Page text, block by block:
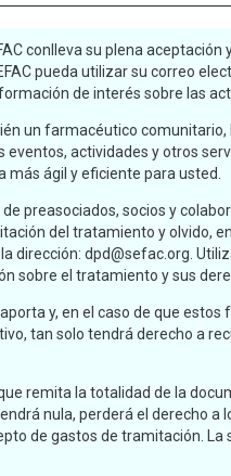
conlleva su plena
pueda utilizar su correo
de interés sobre las
un farmacéutico
actividades y otros
ágil y eficiente para usted.
preasociados, socios y
del tratamiento y
dirección: dpd@sefac.org.
sobre el tratamiento y sus
y, en el caso de que
tan solo tendrá derecho a
remita la totalidad de la
nula, perderá el derecho
de gastos de tramitación.